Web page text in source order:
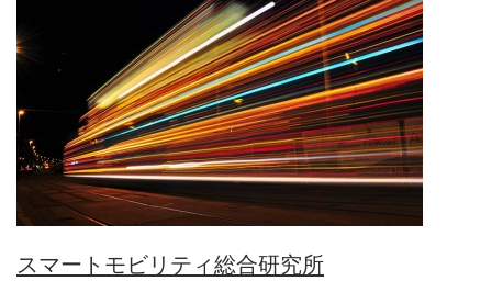
スマートモビリティ総合研究所